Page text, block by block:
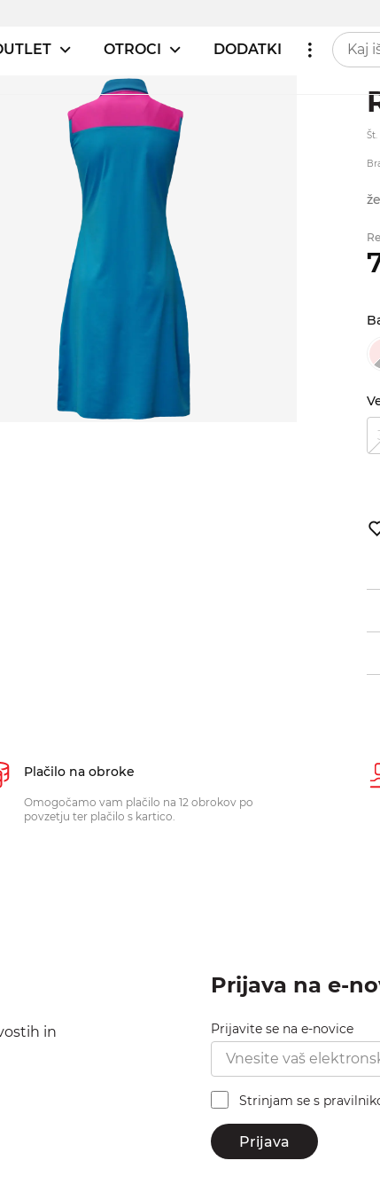
OTROCI DODATKI
Plačilo na obroke
Omogočamo vam plačilo na 12 obrokov po
povzetju ter plačilo s kartico.
in
Prijava na e-
Prijavite se na e-novice
Strinjam se s
Prijava